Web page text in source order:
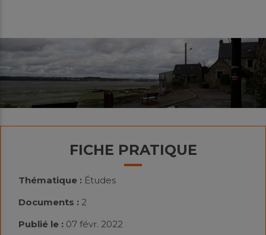
FICHE PRATIQUE
Thématique : Études
Documents : 2
Publié le : 07 févr. 2022